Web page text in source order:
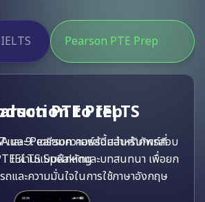
Prepare for EIKEN
PTE Prep
และ Pearson คอร์สนี้สอนคำศัพท์ที่
ผ่านแบบฝึกหัดและบทสนทนา เพื่อยก
ถและความมั่นใจในการใช้ภาษาอังกฤษ